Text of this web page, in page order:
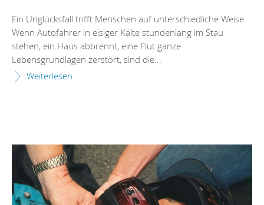
Ein Unglücksfall trifft Menschen auf unterschiedliche Weise.
Wenn Autofahrer in eisiger Kälte stundenlang im Stau
stehen, ein Haus abbrennt, eine Flut ganze
Lebensgrundlagen zerstört, sind die...
Weiterlesen